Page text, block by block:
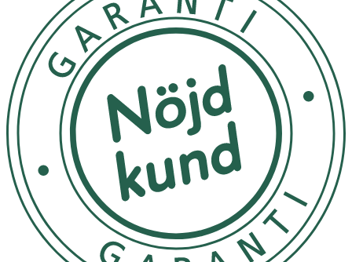
Applicera en generös mängd på rent ansikte.
Förvaras oåtkomligt för barn. Utsätt inte för höga
temperaturer och håll borta från direkt solljus.
OK för gravida och ammande:
Ja
Ingredienser:
Aqua, Butylene Glycol, Glycereth-26, Dipropylene Glycol,
Niacinamide, Glycerin, 1,2-hexanediol, Pentylene Glycol,
Methyl Gluceth-20, Panthenol, Betaine, Polyglyceryl-10
Laurate, Glyceryl Glucoside, Carbomer,
Hydroxyethylcellulose, Arginine, Caprylyl Glycol, Allantoin,